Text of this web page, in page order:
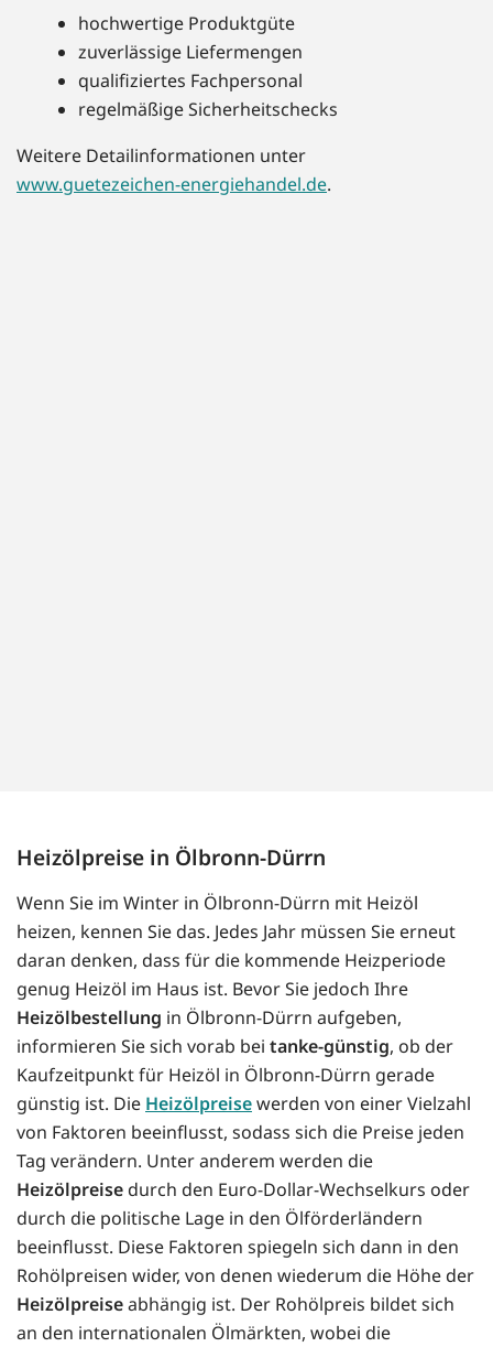
hochwertige Produktgüte
zuverlässige Liefermengen
qualifiziertes Fachpersonal
regelmäßige Sicherheitschecks
Weitere Detailinformationen unter
www.guetezeichen-energiehandel.de.
Heizölpreise in Ölbronn-Dürrn
Wenn Sie im Winter in Ölbronn-Dürrn mit Heizöl
heizen, kennen Sie das. Jedes Jahr müssen Sie erneut
daran denken, dass für die kommende Heizperiode
genug Heizöl im Haus ist. Bevor Sie jedoch Ihre
Heizölbestellung in Ölbronn-Dürrn aufgeben,
informieren Sie sich vorab bei tanke-günstig, ob der
Kaufzeitpunkt für Heizöl in Ölbronn-Dürrn gerade
günstig ist. Die Heizölpreisewerden von einer Vielzahl
von Faktoren beeinflusst, sodass sich die Preise jeden
Tag verändern. Unter anderem werden die
Heizölpreise durch den Euro-Dollar-Wechselkurs oder
durch die politische Lage in den Ölförderländern
beeinflusst. Diese Faktoren spiegeln sich dann in den
Rohölpreisen wider, von denen wiederum die Höhe der
Heizölpreiseabhängig ist. Der Rohölpreis bildet sich
an den internationalen Ölmärkten, wobei die